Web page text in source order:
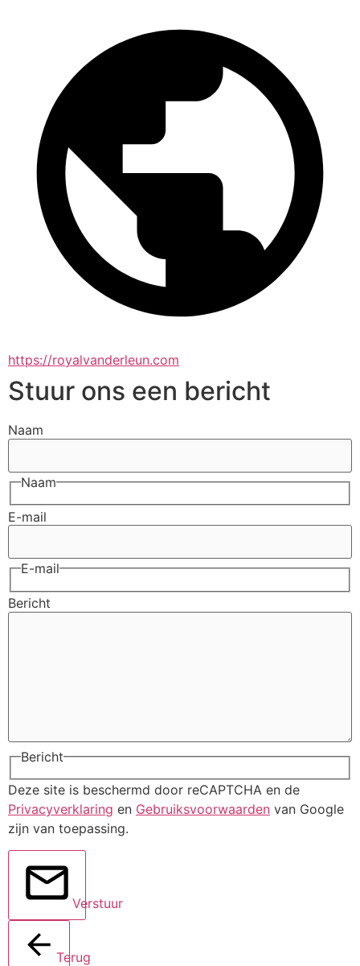
https://royalvanderleun.com
Stuur ons een bericht
Naam
Naam
E-mail
E-mail
Bericht
Bericht
Deze site is beschermd door reCAPTCHA en de
Privacyverklaring en Gebruiksvoorwaarden van Google
zijn van toepassing.
Verstuur
Terug